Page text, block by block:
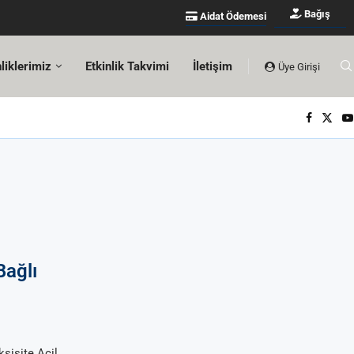
Aidat Ödemesi Bağış
Etkinlik Takvimi İletişim Üye Girişi